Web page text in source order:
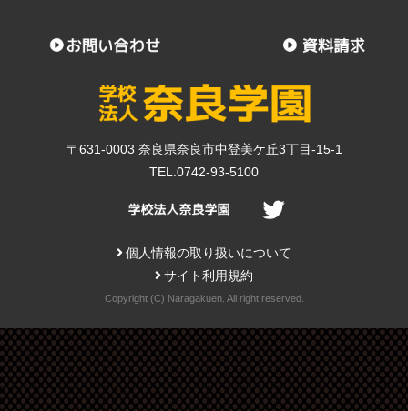
〒631-0003 奈良県奈良市中登美ケ丘3丁目-15-1
TEL.0742-93-5100
個人情報の取り扱いについて
サイト利用規約
Copyright (C) Naragakuen. All right reserved.